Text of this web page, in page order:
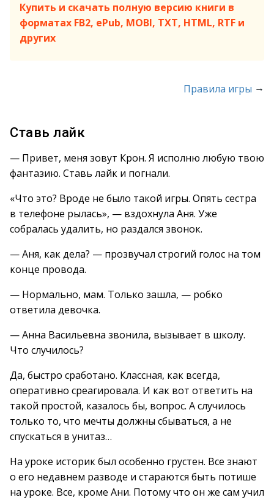
Купить и скачать полную версию книги в
форматах FB2, ePub, MOBI, TXT, HTML, RTF и
других
Правила игры →
Ставь лайк
— Привет, меня зовут Крон. Я исполню любую твою
фантазию. Ставь лайк и погнали.
«Что это? Вроде не было такой игры. Опять сестра
в телефоне рылась», — вздохнула Аня. Уже
собралась удалить, но раздался звонок.
— Аня, как дела? — прозвучал строгий голос на том
конце провода.
— Нормально, мам. Только зашла, — робко
ответила девочка.
— Анна Васильевна звонила, вызывает в школу.
Что случилось?
Да, быстро сработано. Классная, как всегда,
оперативно среагировала. И как вот ответить на
такой простой, казалось бы, вопрос. А случилось
только то, что мечты должны сбываться, а не
спускаться в унитаз…
На уроке историк был особенно грустен. Все знают
о его недавнем разводе и стараются быть потише
на уроке. Все, кроме Ани. Потому что он же сам учил